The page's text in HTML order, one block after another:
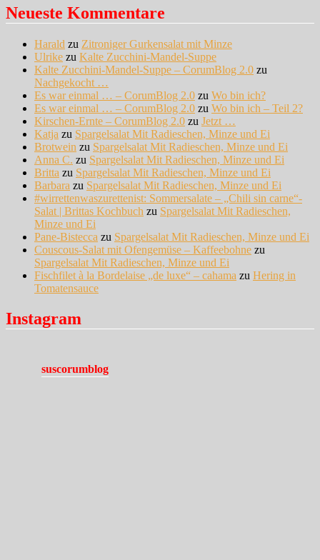
Neueste Kommentare
Harald zu Zitroniger Gurkensalat mit Minze
Ulrike zu Kalte Zucchini-Mandel-Suppe
Kalte Zucchini-Mandel-Suppe – CorumBlog 2.0 zu
Nachgekocht …
Es war einmal … – CorumBlog 2.0 zu Wo bin ich?
Es war einmal … – CorumBlog 2.0 zu Wo bin ich – Teil 2?
Kirschen-Ernte – CorumBlog 2.0 zu Jetzt …
Katja zu Spargelsalat Mit Radieschen, Minze und Ei
Brotwein zu Spargelsalat Mit Radieschen, Minze und Ei
Anna C. zu Spargelsalat Mit Radieschen, Minze und Ei
Britta zu Spargelsalat Mit Radieschen, Minze und Ei
Barbara zu Spargelsalat Mit Radieschen, Minze und Ei
#wirrettenwaszurettenist: Sommersalate – „Chili sin carne“-
Salat | Brittas Kochbuch zu Spargelsalat Mit Radieschen,
Minze und Ei
Pane-Bistecca zu Spargelsalat Mit Radieschen, Minze und Ei
Couscous-Salat mit Ofengemüse – Kaffeebohne zu
Spargelsalat Mit Radieschen, Minze und Ei
Fischfilet à la Bordelaise „de luxe“ – cahama zu Hering in
Tomatensauce
Instagram
suscorumblog